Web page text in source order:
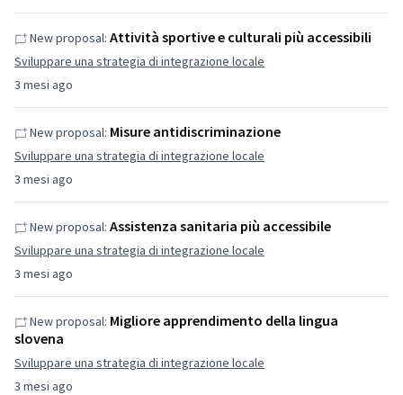
3 mesi ago
New proposal: Attività sportive e culturali più accessibili
Sviluppare una strategia di integrazione locale
3 mesi ago
New proposal: Misure antidiscriminazione
Sviluppare una strategia di integrazione locale
3 mesi ago
New proposal: Assistenza sanitaria più accessibile
Sviluppare una strategia di integrazione locale
3 mesi ago
New proposal: Migliore apprendimento della lingua
slovena
Sviluppare una strategia di integrazione locale